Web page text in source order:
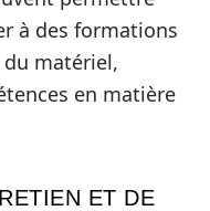
à des formations
du matériel,
en matière
ET DE